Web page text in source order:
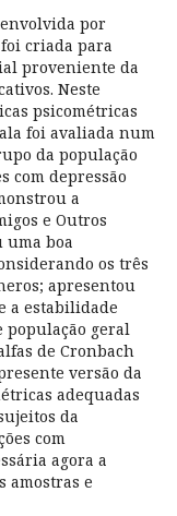
por
criada para
proveniente da
Neste
psicométricas
foi avaliada num
da população
com depressão
a
e Outros
uma boa
os três
apresentou
a estabilidade
população geral
de Cronbach
versão da
adequadas
da
com
agora a
amostras e